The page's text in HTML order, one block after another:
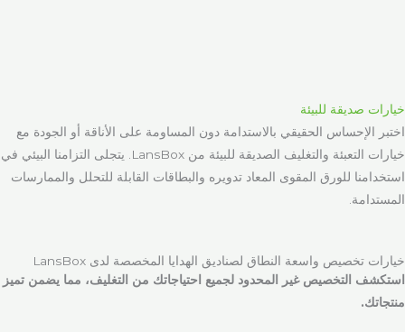
خيارات صديقة للبيئة
اختبر الإحساس الحقيقي بالاستدامة دون المساومة على الأناقة أو الجودة مع
خيارات التعبئة والتغليف الصديقة للبيئة من LansBox. يتجلى التزامنا البيئي في
استخدامنا للورق المقوى المعاد تدويره والبطاقات القابلة للتحلل والممارسات
المستدامة.
خيارات تخصيص واسعة النطاق لصناديق الهدايا المخصصة لدى LansBox
استكشف التخصيص غير المحدود لجميع احتياجاتك من التغليف، مما يضمن تميز
منتجاتك.